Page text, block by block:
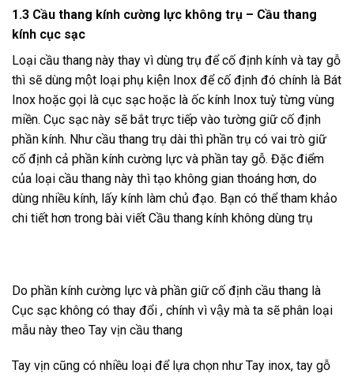
1.3 Cầu thang kính cường lực không trụ – Cầu thang
kính cục sạc
Loại cầu thang này thay vì dùng trụ để cố định kính và tay gỗ
thì sẽ dùng một loại phụ kiện Inox để cố định đó chính là Bát
Inox hoặc gọi là cục sạc hoặc là ốc kính Inox tuỳ từng vùng
miền. Cục sạc này sẽ bắt trực tiếp vào tường giữ cố định
phần kính. Như cầu thang trụ dài thì phần trụ có vai trò giữ
cố định cả phần kính cường lực và phần tay gỗ. Đặc điểm
của loại cầu thang này thì tạo không gian thoáng hơn, do
dùng nhiều kính, lấy kính làm chủ đạo. Bạn có thể tham khảo
chi tiết hơn trong bài viết Cầu thang kính không dùng trụ
Do phần kính cường lực và phần giữ cố định cầu thang là
Cục sạc không có thay đổi , chính vì vậy mà ta sẽ phân loại
mẫu này theo Tay vịn cầu thang
Tay vịn cũng có nhiều loại để lựa chọn như Tay inox, tay gỗ